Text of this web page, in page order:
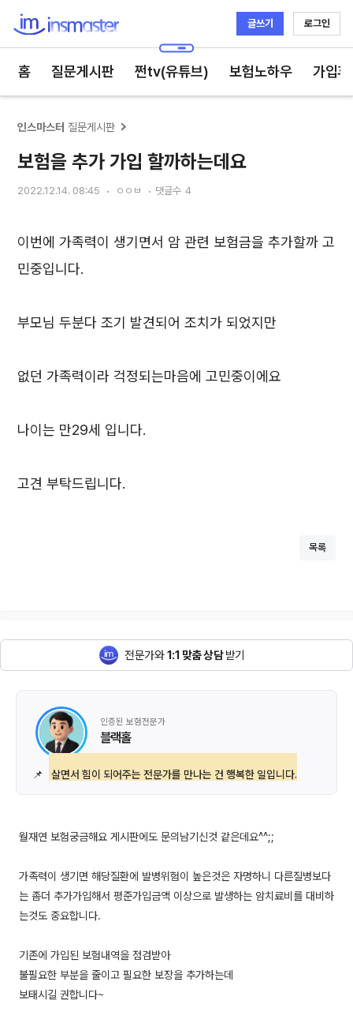
글쓰기 로그인
홈 질문게시판 쩐tv(유튜브) 보험노하우 가입
인스마스터 질문게시판
보험을 추가 가입 할까하는데요
2022.12.14. 08:45 ㅇㅇㅂ 댓글수 4
이번에 가족력이 생기면서 암 관련 보험금을 추가할까 고
민중입니다.
부모님 두분다 조기 발견되어 조치가 되었지만
없던 가족력이라 걱정되는마음에 고민중이에요
나이는 만29세 입니다.
고견 부탁드립니다.
목록
전문가와1:1 맞춤 상담받기
인증된 보험전문가
블랙홀
📌 살면서 힘이 되어주는 전문가를 만나는 건 행복한 일입니다.
월재연 보험궁금해요 게시판에도 문의남기신것 같은데요^^;;
가족력이 생기면 해당질환에 발병위험이 높은것은 자명하니 다른질병보다
는 좀더 추가가입해서 평준가입금액 이상으로 발생하는 암치료비를 대비하
는것도 중요합니다.
기존에 가입된 보험내역을 점검받아
불필요한 부분을 줄이고 필요한 보장을 추가하는데